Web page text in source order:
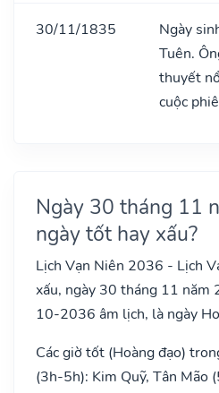
30/11/1835
Ngày
Tuên.
thuyết
cuộc
Ngày 30 tháng 11
ngày tốt hay xấu?
Lịch Vạn Niên 2036 - Lịch
xấu, ngày 30 tháng 11 năm
10-2036 âm lịch, là ngày
Các giờ tốt (Hoàng đạo)
(3h-5h): Kim Quỹ, Tân Mão